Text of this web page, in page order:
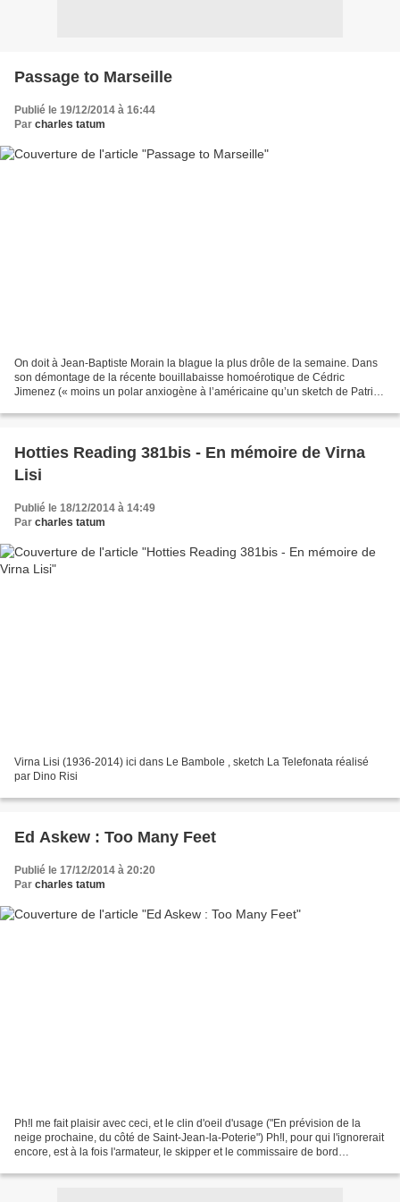
Passage to Marseille
Publié le 19/12/2014 à 16:44
Par charles tatum
On doit à Jean-Baptiste Morain la blague la plus drôle de la semaine. Dans
son démontage de la récente bouillabaisse homoérotique de Cédric
Jimenez (« moins un polar anxiogène à l’américaine qu’un sketch de Patrick
Hotties Reading 381bis - En mémoire de Virna
Lisi
Publié le 18/12/2014 à 14:49
Par charles tatum
Virna Lisi (1936-2014) ici dans Le Bambole , sketch La Telefonata réalisé
par Dino Risi
Ed Askew : Too Many Feet
Publié le 17/12/2014 à 20:20
Par charles tatum
Ph!l me fait plaisir avec ceci, et le clin d'oeil d'usage ("En prévision de la
neige prochaine, du côté de Saint-Jean-la-Poterie") Ph!l, pour qui l'ignorerait
encore, est à la fois l'armateur, le skipper et le commissaire de bord